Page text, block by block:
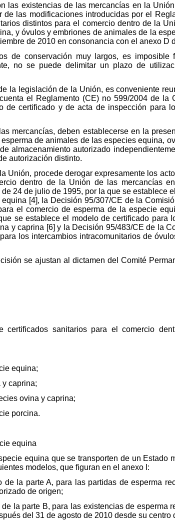
las existencias de las mercancías en la
las modificaciones introducidas por el
distintos para el comercio dentro de la
y óvulos y embriones de animales de la
de 2010 en consonancia con el anexo D
de conservación muy largos, es imposible
no se puede delimitar un plazo de
la legislación de la Unión, es conveniente
el Reglamento (CE) no 599/2004 de la
certificado y de acta de inspección para
mercancías, deben establecerse en la
de animales de las especies equina,
almacenamiento autorizado
autorización distinto.
Unión, procede derogar expresamente los
dentro de la Unión de las mercancías
24 de julio de 1995, por la que se establece
[4], la Decisión 95/307/CE de la
el comercio de esperma de la especie
se establece el modelo de certificado para
y caprina [6] y la Decisión 95/483/CE de la
los intercambios intracomunitarios de
se ajustan al dictamen del Comité
certificados sanitarios para el comercio
equina;
caprina;
ovina y caprina;
porcina.
equina
equina que se transporten de un Estado
modelos, que figuran en el anexo I:
de la parte A, para las partidas de esperma
de origen;
la parte B, para las existencias de esperma
del 31 de agosto de 2010 desde su centro